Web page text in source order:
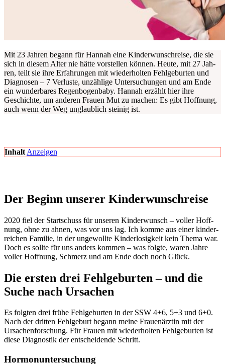
Mit 23 Jah­ren begann für Han­nah eine Kin­der­wunschrei­se, die sie
sich in die­sem Alter nie hät­te vor­stel­len kön­nen. Heu­te, mit 27 Jah­
ren, teilt sie ihre Erfah­run­gen mit wie­der­hol­ten Fehl­ge­bur­ten und
Dia­gno­sen – 7 Ver­lus­te, unzäh­li­ge Unter­su­chun­gen und am Ende
ein wun­der­ba­res Regen­bo­gen­ba­by. Han­nah erzählt hier ihre
Geschich­te, um ande­ren Frau­en Mut zu machen: Es gibt Hoff­nung,
auch wenn der Weg unglaub­lich stei­nig ist.
Inhalt Anzei­gen
Der Beginn unse­rer Kin­der­wunschrei­se
2020 fiel der Start­schuss für unse­ren Kin­der­wunsch – vol­ler Hoff­
nung, ohne zu ahnen, was vor uns lag. Ich kom­me aus einer kin­der­
rei­chen Fami­lie, in der unge­woll­te Kin­der­lo­sig­keit kein The­ma war.
Doch es soll­te für uns anders kom­men – was folg­te, waren Jah­re
vol­ler Hoff­nung, Schmerz und am Ende doch noch Glück.
Die ers­ten drei Fehl­ge­bur­ten – und die
Suche nach Ursa­chen
Es folg­ten drei frü­he Fehl­ge­bur­ten in der SSW 4+6, 5+3 und 6+0.
Nach der drit­ten Fehl­ge­burt begann mei­ne Frau­en­ärz­tin mit der
Ursa­chen­for­schung. Für Frau­en mit wie­der­hol­ten Fehl­ge­bur­ten ist
die­se Dia­gnos­tik der ent­schei­den­de Schritt.
Hor­mon­un­ter­su­chung